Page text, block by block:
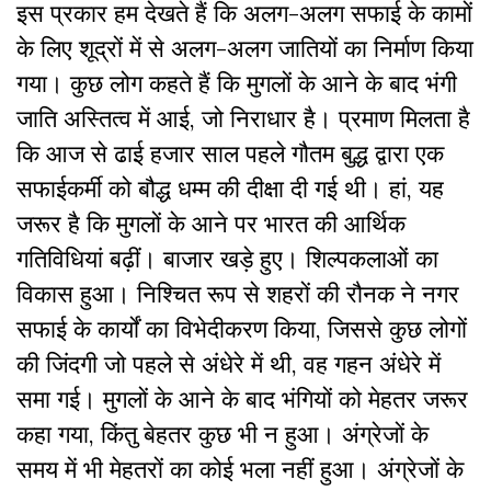
इस प्रकार हम देखते हैं किअलग-अलग सफाई के कामों
के लिए शूद्रों में से अलग-अलग जातियों का निर्माण किया
गया। कुछ लोग कहते हैं कि मुगलों के आने के बाद भंगी
जाति अस्तित्व में आई, जो निराधार है। प्रमाण मिलता है
कि आज से ढाई हजार साल पहले गौतम बुद्ध द्वारा एक
सफाईकर्मी को बौद्ध धम्म की दीक्षा दी गई थी। हां, यह
जरूर है कि मुगलों के आने पर भारत की आर्थिक
गतिविधियां बढ़ीं। बाजार खड़े हुए। शिल्पकलाओं का
विकास हुआ। निश्चित रूप से शहरों की रौनक ने नगर
सफाई के कार्यों का विभेदीकरण किया, जिससे कुछ लोगों
की जिंदगी जो पहले से अंधेरे में थी, वह गहन अंधेरे में
समा गई। मुगलों के आने के बाद भंगियों को मेहतर जरूर
कहा गया, किंतु बेहतर कुछ भी न हुआ। अंग्रेजों के
समय में भी मेहतरों का कोई भला नहीं हुआ। अंग्रेजों के